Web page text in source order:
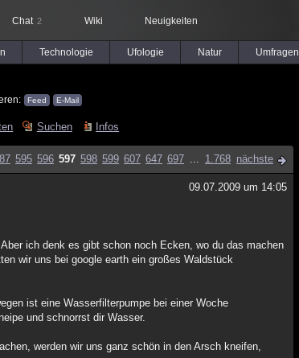
Chat 2 Wiki Neuigkeiten
Technologie Ufologie Natur Umfragen
Feed E-Mail
Suchen Infos
595 596 597 598 599 607 647 697 ... 1.768 nächste
09.07.2009 um 14:05
ich denk es gibt schon noch Ecken, wo du das machen
wir uns bei google earth ein großes Waldstück
ist eine Wasserfilterpumpe bei einer Woche
und schnorrst dir Wasser.
werden wir uns ganz schön in den Arsch kneifen,